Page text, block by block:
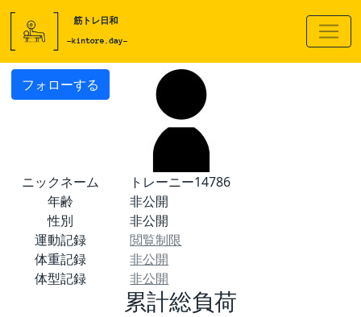
フォローする
ニックネーム
トレーニー14786
年齢
非公開
性別
非公開
運動記録
閲覧制限
体重記録
非公開
体型記録
非公開
累計総負荷